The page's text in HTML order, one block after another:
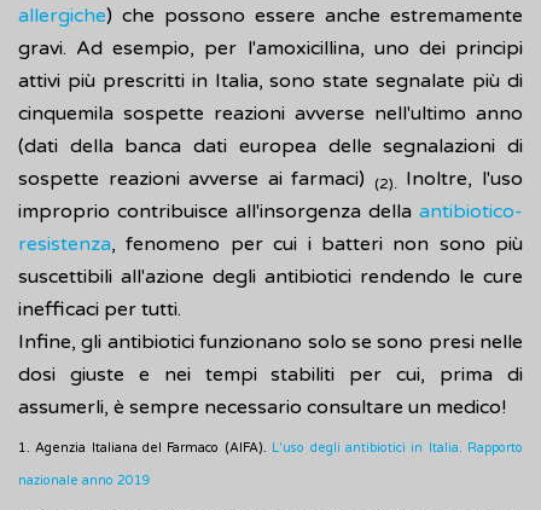
allergiche) che possono essere anche estremamente
gravi. Ad esempio, per l'amoxicillina, uno dei principi
attivi più prescritti in Italia, sono state segnalate più di
cinquemila sospette reazioni avverse nell'ultimo anno
(dati della banca dati europea delle segnalazioni di
sospette reazioni avverse ai farmaci)
(2). Inoltre, l'uso
improprio contribuisce all'insorgenza della antibiotico-
resistenza, fenomeno per cui i batteri non sono più
suscettibili all'azione degli antibiotici rendendo le cure
inefficaci per tutti.
Infine, gli antibiotici funzionano solo se sono presi nelle
dosi giuste e nei tempi stabiliti per cui, prima di
assumerli, è sempre necessario consultare un medico!
1. Agenzia Italiana del Farmaco (AIFA). L'uso degli antibiotici in Italia. Rapporto
nazionale anno 2019